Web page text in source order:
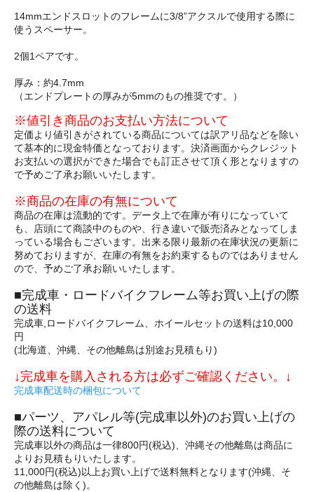
14mmエンドスロットのフレームに3/8”アクスルで使用する際に
使うスペーサー。
2個1ペアです。
厚み：約4.7mm
（エンドプレートの厚みが5mmのもの推奨です。）
※値引き商品のお支払い方法について
定価より値引きがされている商品については訳アリ品などを除い
て基本的に現金特価となっております。決済画面からクレジット
お支払いの選択ができた場合でも訂正させて頂く形となりますの
で予めご了承お願いいたします。
※商品の在庫の有無について
商品の在庫は流動的です。データ上で在庫が有りになっていて
も、店頭にて商談中のものや、行き違いで販売済みとなってしま
っている場合もございます。出来る限り最新の在庫状況の更新に
努めておりますが、在庫の有無をお約束するものではありません
ので、予めご了承お願いいたします。
■完成車・ロードバイクフレーム等お買い上げの際
の送料
完成車,ロードバイクフレーム、ホイールセットの送料は10,000
円
(北海道、沖縄、その他離島は別途お見積もり)
↓完成車を購入される方は必ずご確認ください。↓
完成車配送時の梱包について
■パーツ、アパレル等(完成車以外)のお買い上げの
際の送料について
完成車以外の商品は一律800円(税込)、沖縄その他離島は商品に
よりお見積もりいたします。
11,000円(税込)以上お買い上げで送料無料となります(沖縄、そ
の他離島は除く)。